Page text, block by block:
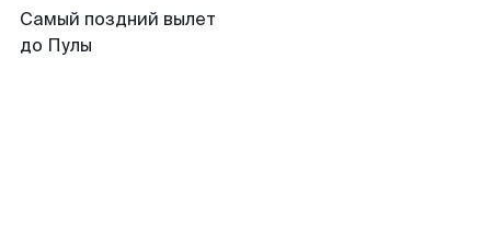
Самый поздний вылет
до Пулы